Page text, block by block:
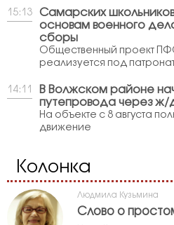
15:13
Самарских
основам военного
сборы
Общественный проект
реализуется под
14:11
В Волжском районе
путепровода через ж/
На объекте с 8 августа
движение
Колонка
Людмила Кузьмина
Слово о